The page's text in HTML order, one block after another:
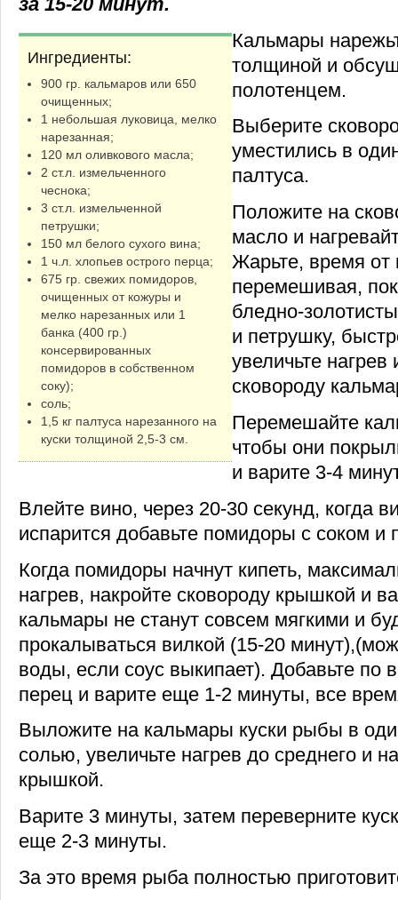
Ингредиенты:
900 гр. кальмаров или 650
очищенных;
1 небольшая луковица, мелко
нарезанная;
120 мл оливкового масла;
2 ст.л. измельченного
чеснока;
3 ст.л. измельченной
петрушки;
150 мл белого сухого вина;
1 ч.л. хлопьев острого перца;
675 гр. свежих помидоров,
очищенных от кожуры и
мелко нарезанных или 1
банка (400 гр.)
консервированных
помидоров в собственном
соку);
соль;
1,5 кг палтуса нарезанного на
куски толщиной 2,5-3 см.
Кальмары
толщиной и
полотенцем.
Выберите
уместились в
палтуса.
Положите на
масло и
Жарьте, время от
перемешивая,
бледно-
и петрушку,
увеличьте
сковороду
Перемешайте
чтобы они
и варите 3-4
Влейте вино, через 20-30 секунд, когда
испарится добавьте помидоры с соком и
Когда помидоры начнут кипеть,
нагрев, накройте сковороду крышкой и
кальмары не станут совсем мягкими и
прокалываться вилкой (15-20
воды, если соус выкипает). Добавьте по
перец и варите еще 1-2 минуты, все
Выложите на кальмары куски рыбы в
солью, увеличьте нагрев до среднего и
крышкой.
Варите 3 минуты, затем переверните
еще 2-3 минуты.
За это время рыба полностью